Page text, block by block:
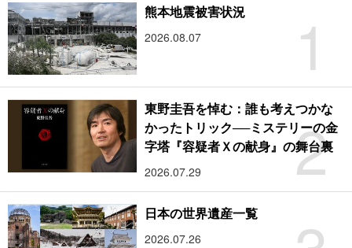
1
熊本地震被害状況
2026.08.07
2
東野圭吾を悼む：誰も考えつかな
かったトリック──ミステリーの金
字塔『容疑者Ｘの献身』の舞台裏
2026.07.29
日本の世界遺産一覧
2026.07.26